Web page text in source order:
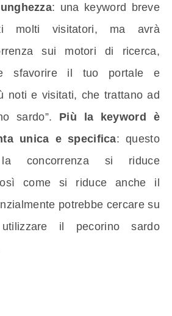
: una keyword breve
molti visitatori, ma avrà
sui motori di ricerca,
sfavorire il tuo portale e
noti e visitati, che trattano ad
sardo”. Più la keyword è
unica e specifica: questo
concorrenza si riduce
come si riduce anche il
potrebbe cercare su
il pecorino sardo